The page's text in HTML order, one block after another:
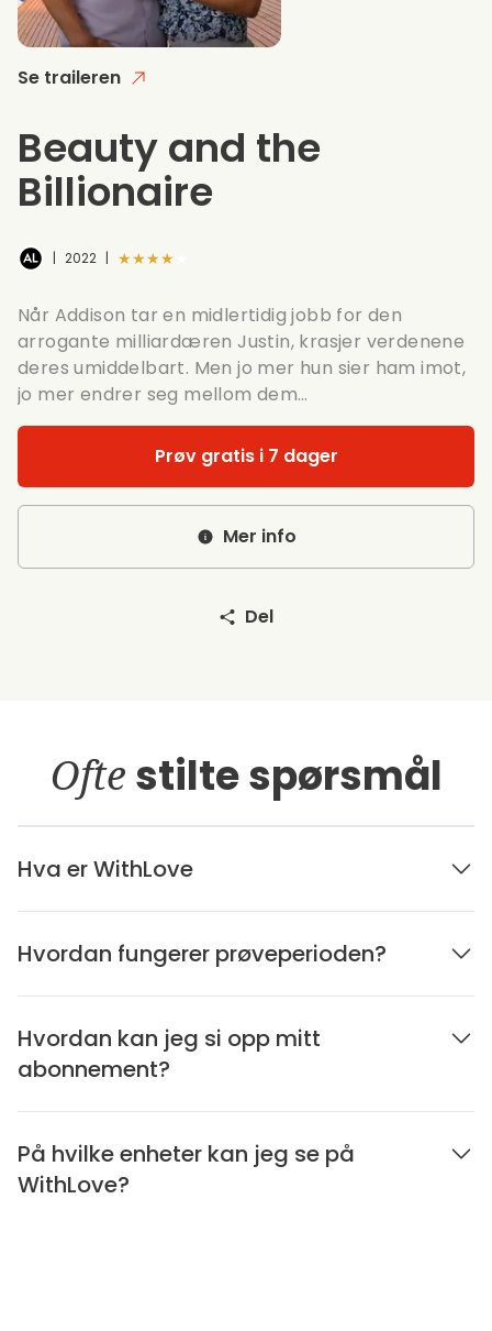
Se traileren
Beauty and the
Billionaire
| 2022 | ★★★★★
Når Addison tar en midlertidig jobb for den
arrogante milliardæren Justin, krasjer verdenene
deres umiddelbart. Men jo mer hun sier ham imot,
jo mer endrer seg mellom dem…
Prøv gratis i 7 dager
Mer info
Del
Ofte stilte spørsmål
Hva er WithLove
Hvordan fungerer prøveperioden?
Hvordan kan jeg si opp mitt
abonnement?
På hvilke enheter kan jeg se på
WithLove?